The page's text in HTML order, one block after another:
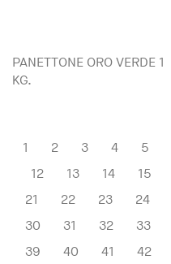
PANETTONE ORO VERDE 1
KG.
1 2 3 4 5
12
13 14 15
21
22 23 24
30
31 32 33
39
40 41 42